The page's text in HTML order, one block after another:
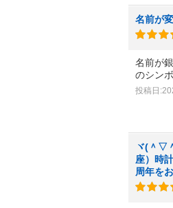
名前が
名前が
のシン
投稿日
ヾ(＾▽
座）時
周年を